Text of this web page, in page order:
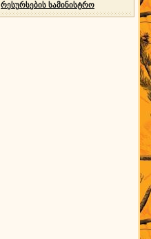
რესურსების სამინისტრო